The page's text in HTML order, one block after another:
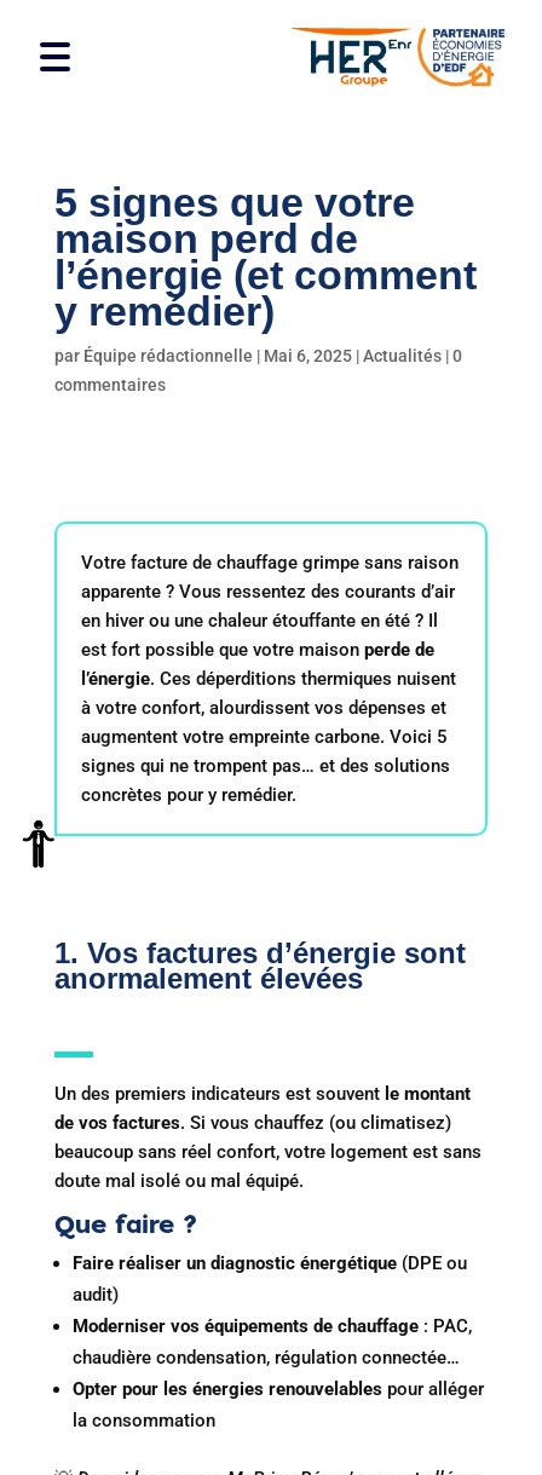
5 signes que votre
maison perd de
l’énergie (et comment
y remédier)
par Équipe rédactionnelle | Mai 6, 2025|Actualités|0
commentaires
Votre facture de chauffage grimpe sans raison
apparente ? Vous ressentez des courants d’air
en hiver ou une chaleur étouffante en été ? Il
est fort possible que votre maison perde de
l’énergie. Ces déperditions thermiques nuisent
à votre confort, alourdissent vos dépenses et
augmentent votre empreinte carbone. Voici 5
signes qui ne trompent pas… et des solutions
concrètes pour y remédier.
1. Vos factures d’énergie sont
anormalement élevées
Un des premiers indicateurs est souvent le montant
de vos factures. Si vous chauffez (ou climatisez)
beaucoup sans réel confort, votre logement est sans
doute mal isolé ou mal équipé.
Que faire ?
Faire réaliser un diagnostic énergétique(DPE ou
audit)
Moderniser vos équipements de chauffage: PAC,
chaudière condensation, régulation connectée…
Opter pour les énergies renouvelablespour alléger
la consommation